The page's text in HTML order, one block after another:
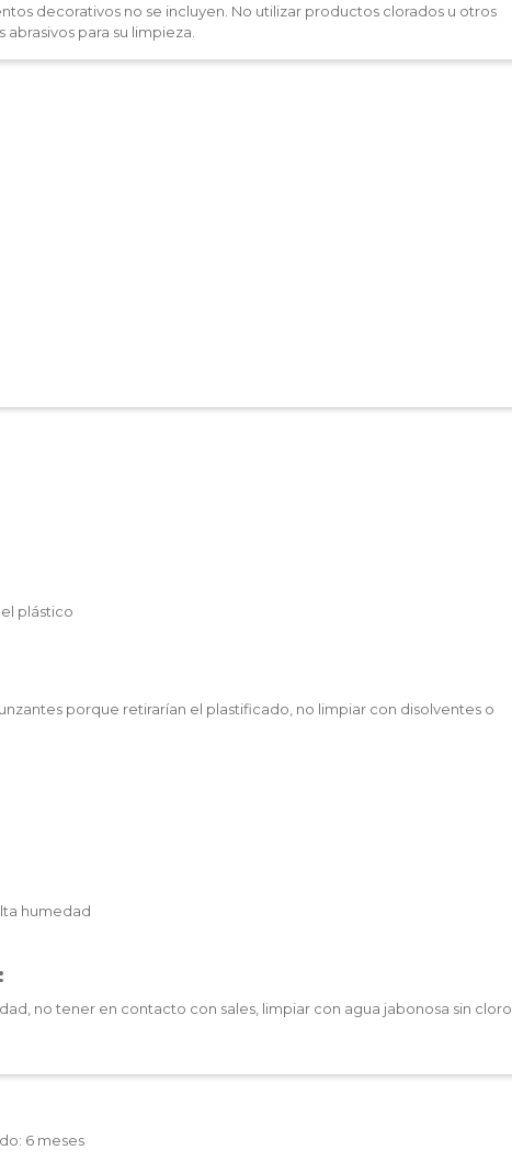
decorativos no se incluyen. No utilizar productos clorados u otros
para su limpieza.
plástico
porque retirarían el plastificado, no limpiar con disolventes o
humedad
no tener en contacto con sales, limpiar con agua jabonosa sin cloro.
6 meses